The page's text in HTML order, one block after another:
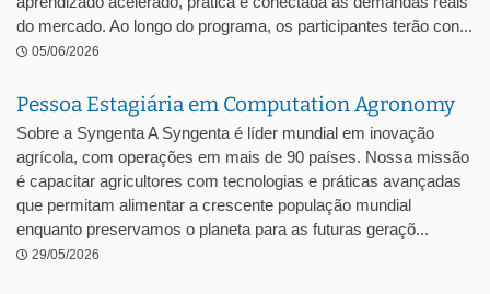
do mercado. Ao longo do programa, os participantes terão con...
05/06/2026
Pessoa Estagiária em Computation Agronomy
Sobre a Syngenta A Syngenta é líder mundial em inovação
agrícola, com operações em mais de 90 países. Nossa missão
é capacitar agricultores com tecnologias e práticas avançadas
que permitam alimentar a crescente população mundial
enquanto preservamos o planeta para as futuras geraçõ...
29/05/2026